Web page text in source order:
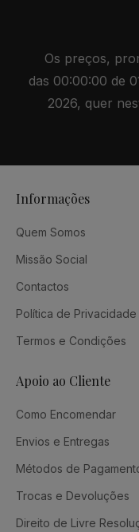
Os preços,
das 00:00:00 de
2026, quer
Informações
Quem Somos
Missão Social
Contactos
Política de
Termos e Condições
Apoio ao Cliente
Como Encomendar
Envios e Entregas
Métodos de
Trocas e Devoluções
Direito de Livre